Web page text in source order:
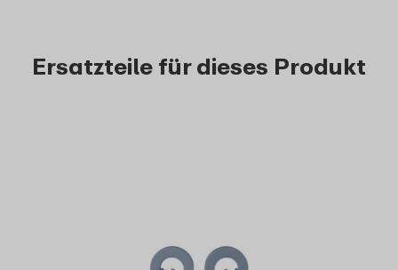
Ersatzteile für dieses Produkt